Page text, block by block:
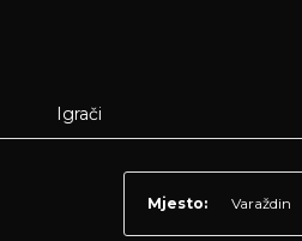
Igrači
Mjesto: Varaždin